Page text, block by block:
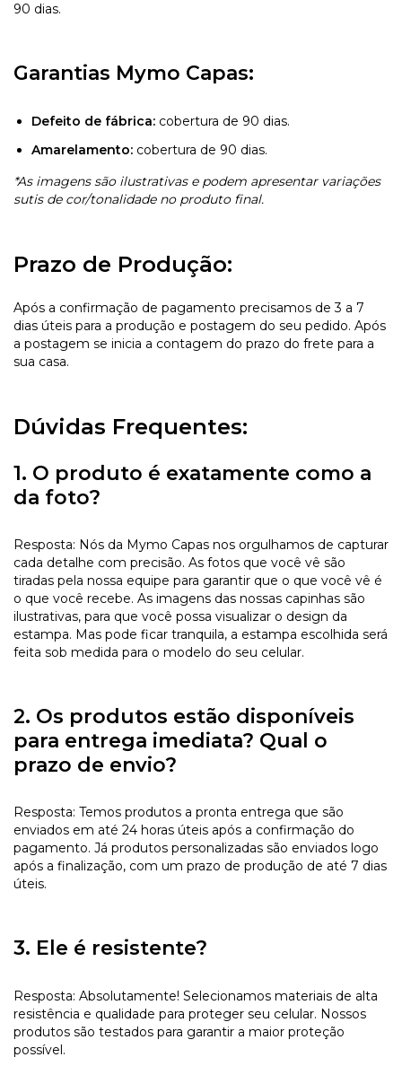
90 dias.
Garantias Mymo Capas:
Defeito de fábrica: cobertura de 90 dias.
Amarelamento: cobertura de 90 dias.
*As imagens são ilustrativas e podem apresentar variações
sutis de cor/tonalidade no produto final.
Prazo de Produção:
Após a confirmação de pagamento precisamos de 3 a 7
dias úteis para a produção e postagem do seu pedido. Após
a postagem se inicia a contagem do prazo do frete para a
sua casa.
Dúvidas Frequentes:
1. O produto é exatamente como a
da foto?
Resposta: Nós da Mymo Capas nos orgulhamos de capturar
cada detalhe com precisão. As fotos que você vê são
tiradas pela nossa equipe para garantir que o que você vê é
o que você recebe. As imagens das nossas capinhas são
ilustrativas, para que você possa visualizar o design da
estampa. Mas pode ficar tranquila, a estampa escolhida será
feita sob medida para o modelo do seu celular.
2. Os produtos estão disponíveis
para entrega imediata? Qual o
prazo de envio?
Resposta: Temos produtos a pronta entrega que são
enviados em até 24 horas úteis após a confirmação do
pagamento. Já produtos personalizadas são enviados logo
após a finalização, com um prazo de produção de até 7 dias
úteis.
3. Ele é resistente?
Resposta: Absolutamente! Selecionamos materiais de alta
resistência e qualidade para proteger seu celular. Nossos
produtos são testados para garantir a maior proteção
possível.